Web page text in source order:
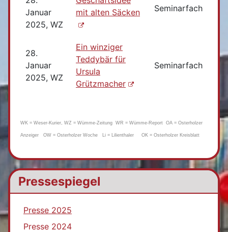
Pressespiegel
Presse 2025
Presse 2024
Januar
2025, WZ
mit alten Säcken
Seminarfach
28.
Januar
2025, WZ
Ein winziger
Teddybär für
Ursula
Grützmacher
Seminarfach
WK = Weser-Kurier, WZ = Wümme-Zeitung WR = Wümme-Report OA = Osterholzer
Anzeiger OW = Osterholzer Woche Li = Lilienthaler OK = Osterholzer Kreisblatt